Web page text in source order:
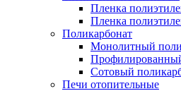
Пленка
Пленка
Поликарбонат
Монолитный
Сотовый
Печи отопительные